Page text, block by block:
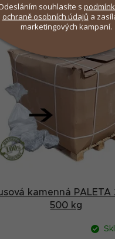
kamenná PALETA
500 kg
souhlasíte s
ochraně osobních údajů a
marketingových kampaní.